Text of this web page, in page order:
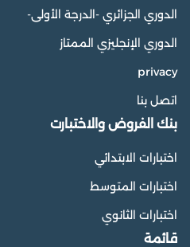
الدوري الجزائري -الدرجة الأولى-
الدوري الإنجليزي الممتاز
privacy
اتصل بنا
بنك الفروض والاختبارت
اختبارات الابتدائي
اختبارات المتوسط
اختبارات الثانوي
قائمة